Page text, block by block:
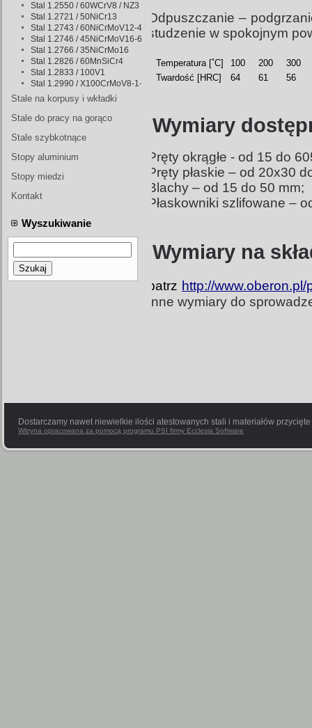
Stal 1.2550 / 60WCrV8 / NZ3
Stal 1.2721 / 50NiCr13
Stal 1.2743 / 60NiCrMoV12-4
Stal 1.2746 / 45NiCrMoV16-6
Stal 1.2766 / 35NiCrMo16
Stal 1.2826 / 60MnSiCr4
Stal 1.2833 / 100V1
Stal 1.2990 / X100CrMoV8-1-1
Stale na korpusy i wkładki
form wtryskowych
Stale do pracy na gorąco
Stale szybkotnące
Stopy aluminium
Stopy miedzi
Kontakt
Wyszukiwanie
Szukaj
Odpuszczanie –
studzenie w spokojnym
Temperatura [˚C] 100 200
300
Twardość [HRC]
64 61 56
Wymiary
Pręty okrągłe - od 15 do
Pręty płaskie – od 20x30
Blachy – od 15 do 50 mm;
Płaskowniki szlifowane –
Wymiary na
patrz http://
Inne wymiary do
Dostarczamy nawet niewielkie ilości atestowanych stali i materiałów
Witryna opracowana za pomocą programu PSI firmy Ecclesia Software